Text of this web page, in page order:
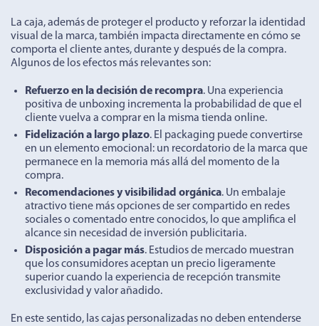
La caja, además de proteger el producto y reforzar la identidad
visual de la marca, también impacta directamente en cómo se
comporta el cliente antes, durante y después de la compra.
Algunos de los efectos más relevantes son:
Refuerzo en la decisión de recompra. Una experiencia
positiva de unboxing incrementa la probabilidad de que el
cliente vuelva a comprar en la misma tienda online.
Fidelización a largo plazo. El packaging puede convertirse
en un elemento emocional: un recordatorio de la marca que
permanece en la memoria más allá del momento de la
compra.
Recomendaciones y visibilidad orgánica. Un embalaje
atractivo tiene más opciones de ser compartido en redes
sociales o comentado entre conocidos, lo que amplifica el
alcance sin necesidad de inversión publicitaria.
Disposición a pagar más. Estudios de mercado muestran
que los consumidores aceptan un precio ligeramente
superior cuando la experiencia de recepción transmite
exclusividad y valor añadido.
En este sentido, las cajas personalizadas no deben entenderse